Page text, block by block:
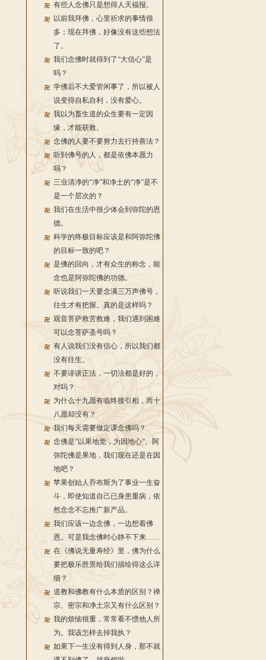
有些人念佛只是想得人天福报。
以前我拜佛，心里祈求的事情很
多；现在拜佛，好像没有这些想法
了。
我们念佛时就得到了“大信心”是
吗？
学佛后不大爱管闲事了，所以被人
说变得自私自利，没有爱心。
我以为畜生道的众生要有一定因
缘，才能获救。
念佛的人要不要努力去行持善法？
听到佛号的人，都是依佛本愿力
吗？
三业清净的“净”和净土的“净”是不
是一个层次的？
我们在生活中很少体会到弥陀的恩
德。
科学的终极目标应该是和阿弥陀佛
的目标一致的吧？
是佛的回向，才有众生的称念，能
念也是阿弥陀佛的功德。
听说我们一天要念满三万声佛号，
往生才有把握。真的是这样吗？
观音菩萨救苦救难，我们遇到困难
可以念菩萨圣号吗？
有人说我们没有信心，所以我们都
没有往生。
不要诽谤正法，一切法都是好的，
对吗？
为什么十九愿有临终接引相，而十
八愿却没有？
我们每天需要做定课念佛吗？
念佛是“以果地觉，为因地心”。阿
弥陀佛是果地，我们现在还是在因
地吧？
苹果创始人乔布斯为了事业一生奋
斗，即使知道自己已身患重病，依
然念念不忘推广新产品。
我们应该一边念佛，一边想着佛
恩。可是我念佛时心静不下来……
在《佛说无量寿经》里，佛为什么
要把极乐胜景给我们描绘得这么详
细？
道教和佛教有什么本质的区别？禅
宗、密宗和净土宗又有什么区别？
我的烦恼很重，常常看不惯他人所
为。我该怎样去掉我执？
如果下一生没有得到人身，那不就